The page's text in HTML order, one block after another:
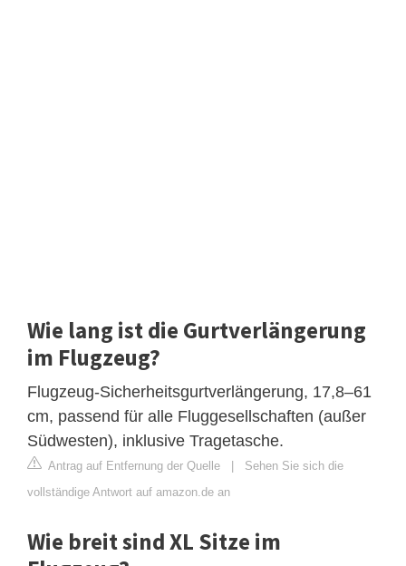
Wie lang ist die Gurtverlängerung
im Flugzeug?
Flugzeug-Sicherheitsgurtverlängerung, 17,8–61
cm, passend für alle Fluggesellschaften (außer
Südwesten), inklusive Tragetasche.
Antrag auf Entfernung der Quelle | Sehen Sie sich die
vollständige Antwort auf amazon.de an
Wie breit sind XL Sitze im